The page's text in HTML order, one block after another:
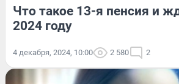
Что такое 13-я пенсия и
2024 году
4 декабря, 2024, 10:00 2 580 2